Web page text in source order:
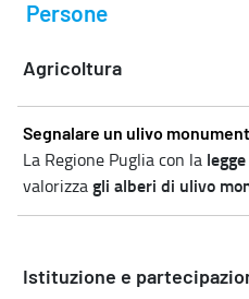
Persone
Agricoltura
Segnalare un ulivo
La Regione Puglia con la
valorizzagli alberi di ulivo
Istituzione e